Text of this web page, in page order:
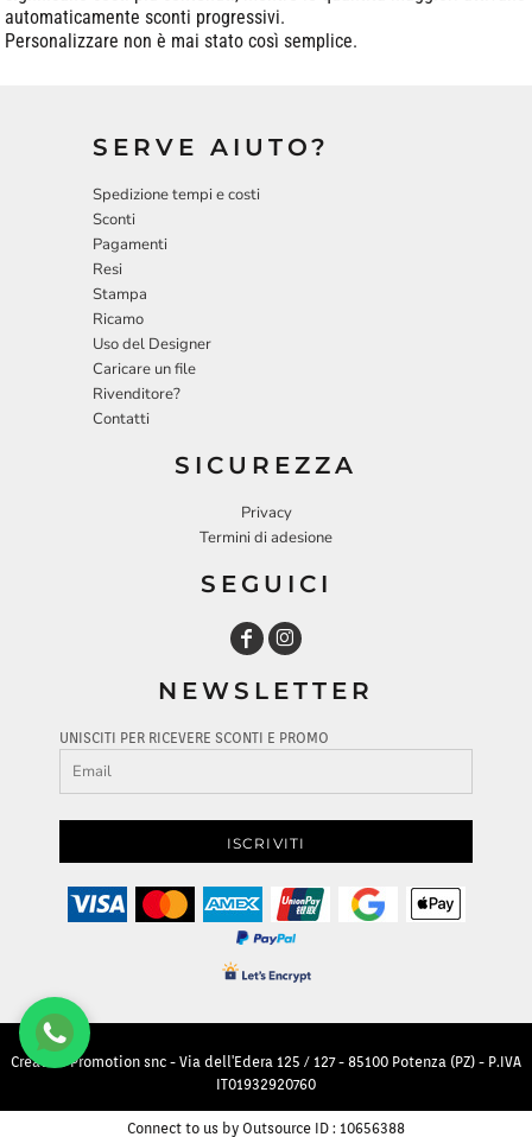
automaticamente sconti progressivi.
Personalizzare non è mai stato così semplice.
SERVE AIUTO?
Spedizione tempi e costi
Sconti
Pagamenti
Resi
Stampa
Ricamo
Uso del Designer
Caricare un file
Rivenditore?
Contatti
SICUREZZA
Privacy
Termini di adesione
SEGUICI
NEWSLETTER
UNISCITI PER RICEVERE SCONTI E PROMO
ISCRIVITI
Creative Promotion snc - Via dell'Edera 125 / 127 - 85100 Potenza (PZ) - P.IVA
IT01932920760
Connect to us by Outsource ID : 10656388